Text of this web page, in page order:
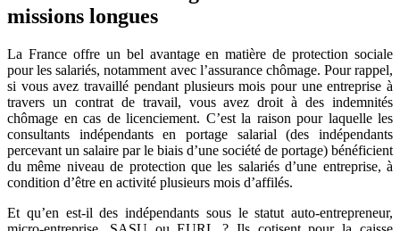
missions longues
La France offre un bel avantage en matière de protection sociale
pour les salariés, notamment avec l’assurance chômage. Pour rappel,
si vous avez travaillé pendant plusieurs mois pour une entreprise à
travers un contrat de travail, vous avez droit à des indemnités
chômage en cas de licenciement. C’est la raison pour laquelle les
consultants indépendants en portage salarial (des indépendants
percevant un salaire par le biais d’une société de portage) bénéficient
du même niveau de protection que les salariés d’une entreprise, à
condition d’être en activité plusieurs mois d’affilés.
Et qu’en est-il des indépendants sous le statut auto-entrepreneur,